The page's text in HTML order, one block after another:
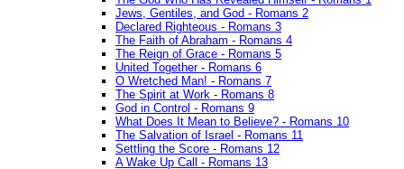
Jews, Gentiles, and God - Romans 2
Declared Righteous - Romans 3
The Faith of Abraham - Romans 4
The Reign of Grace - Romans 5
United Together - Romans 6
O Wretched Man! - Romans 7
The Spirit at Work - Romans 8
God in Control - Romans 9
What Does It Mean to Believe? - Romans 10
The Salvation of Israel - Romans 11
Settling the Score - Romans 12
A Wake Up Call - Romans 13